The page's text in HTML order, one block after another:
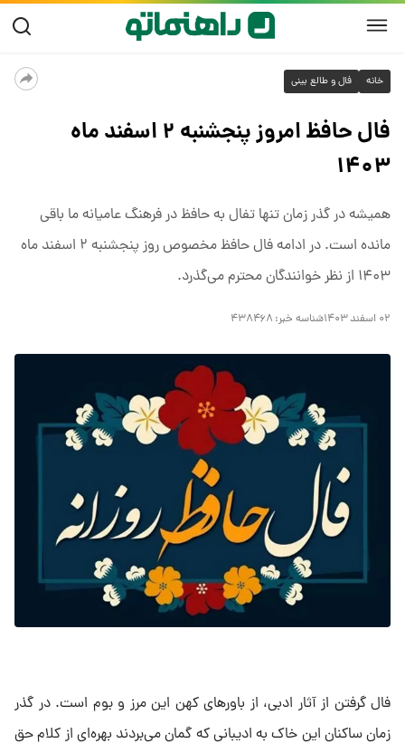
خانه فال و طالع بینی
فال حافظ امروز پنجشنبه ۲ اسفند ماه
۱۴۰۳
همیشه در گذر زمان تنها تفال به حافظ در فرهنگ عامیانه ما باقی
مانده است. در ادامه فال حافظ مخصوص روز پنجشنبه ۲ اسفند ماه
۱۴۰۳ از نظر خوانندگان محترم می‌گذرد.
۰۲ اسفند ۱۴۰۳ شناسه خبر: ۴۳۸۴۶۸
فال گرفتن از آثار ادبی، از باور‌های کهن این مرز و بوم است. در گذر
زمان ساکنان این خاک به ادیبانی که گمان می‌بردند بهره‌ای از کلام حق